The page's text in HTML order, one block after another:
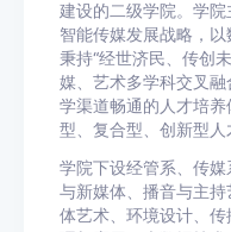
建设的二级学院。学
智能传媒发展战略，以
秉持“经世济民、传创
媒、艺术多学科交叉
学渠道畅通的人才培
型、复合型、创新型人
学院下设经管系、传
与新媒体、播音与主
体艺术、环境设计、